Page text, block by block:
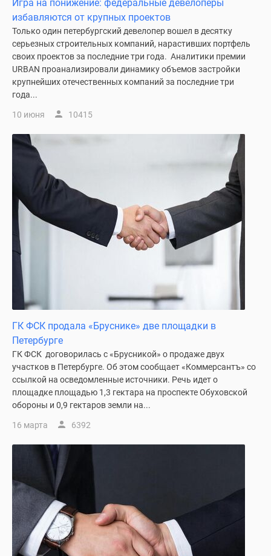
комнатные
более
Готовые
новостройки
комнатные
Военная
Покупателю
Новостройки
Петербурга
Видеообзор
новостроек
Семейная
ипотека
Аналитика
рынка
Панорамы
новостроек
комнатные
Субсидированная
застройщиком
Мнение
эксперта
Студии
калькулятор
Новости
недвижимости
Новостройки
Ленинградской
области
ипотека
Квартиры
Игра на понижение: федеральные девелоперы
избавляются от крупных проектов
Только один петербургский девелопер вошел в десятку
серьезных строительных компаний, нарастивших портфель
своих проектов за последние три года. Аналитики премии
URBAN проанализировали динамику объемов застройки
крупнейших отечественных компаний за последние три
года...
10 июня 10415
ГК ФСК продала «Бруснике» две площадки в
Петербурге
ГК ФСК договорилась с «Брусникой» о продаже двух
участков в Петербурге. Об этом сообщает «Коммерсантъ» со
ссылкой на осведомленные источники. Речь идет о
площадке площадью 1,3 гектара на проспекте Обуховской
обороны и 0,9 гектаров земли на...
16 марта 6392